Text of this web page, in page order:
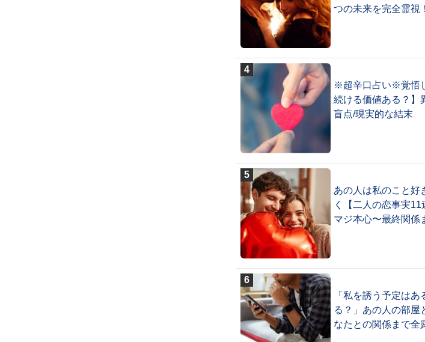
つの未来を完全霊視！
※超辛口占い※覚悟
続ける価値ある？】
盲点/現実的な結末
あの人は私のこと好
く【二人の恋事実
マジ本心〜最終関係
「私を誘う予定は
る？」あの人の部
なたとの関係まで全